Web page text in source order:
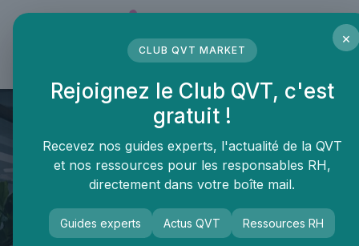
×
CLUB QVT MARKET
Rejoignez le Club QVT, c'est
gratuit !
Recevez nos guides experts, l'actualité de la QVT
et nos ressources pour les responsables RH,
directement dans votre boîte mail.
Guides experts Actus QVT Ressources RH
Panneau de gestion des cookies